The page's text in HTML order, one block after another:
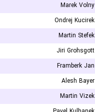
Marek Volny
Ondrej Kucirek
Martin Stefek
Jiri Grohsgott
Framberk Jan
Alesh Bayer
Martin Vizek